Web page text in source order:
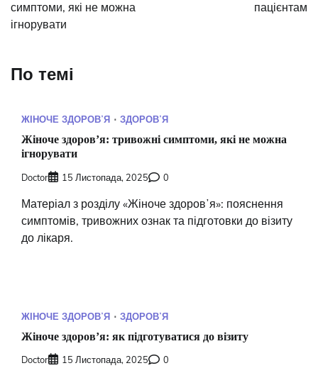
симптоми, які не можна
ігнорувати
пацієнтам
По темі
ЖІНОЧЕ ЗДОРОВʼЯ ЗДОРОВʼЯ
Жіноче здоровʼя: тривожні симптоми, які не можна
ігнорувати
Doctor 15 Листопада, 2025 0
Матеріал з розділу «Жіноче здоровʼя»: пояснення
симптомів, тривожних ознак та підготовки до візиту
до лікаря.
ЖІНОЧЕ ЗДОРОВʼЯ ЗДОРОВʼЯ
Жіноче здоровʼя: як підготуватися до візиту
Doctor 15 Листопада, 2025 0